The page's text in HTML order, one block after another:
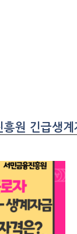
흥원 긴급생